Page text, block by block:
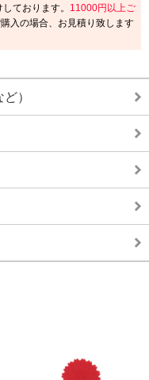
ております。 11000円以上ご
入の場合、お見積り致します
）